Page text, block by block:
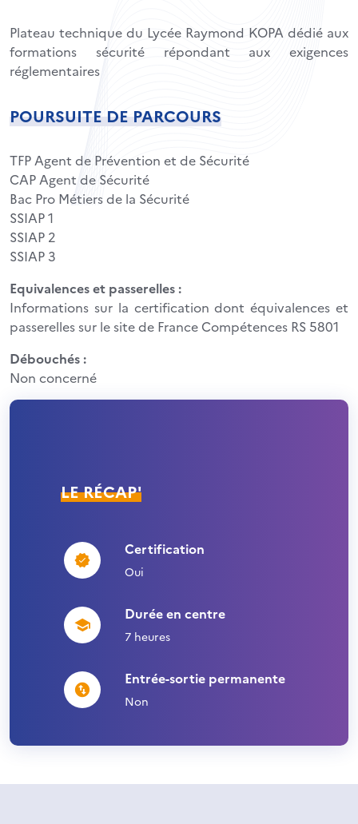
Plateau technique du Lycée Raymond KOPA dédié aux
formations sécurité répondant aux exigences
réglementaires
POURSUITE DE PARCOURS
TFP Agent de Prévention et de Sécurité
CAP Agent de Sécurité
Bac Pro Métiers de la Sécurité
SSIAP 1
SSIAP 2
SSIAP 3
Equivalences et passerelles :
Informations sur la certification dont équivalences et
passerelles sur le site de France Compétences RS 5801
Débouchés :
Non concerné
LE RÉCAP'
Certification
Oui
Durée en centre
7 heures
Entrée-sortie permanente
Non